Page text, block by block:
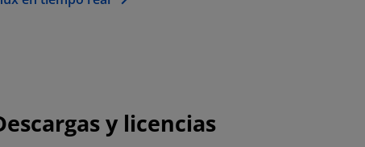
y licencias